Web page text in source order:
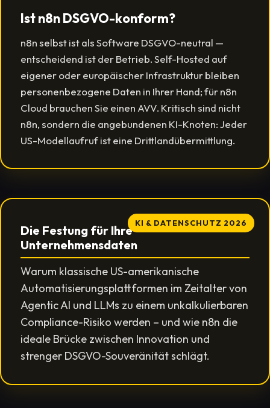
Ist n8n DSGVO-konform?
n8n selbst ist als Software DSGVO-neutral —
entscheidend ist der Betrieb. Self-Hosted auf
eigener oder europäischer Infrastruktur bleiben
personenbezogene Daten in Ihrer Hand; für n8n
Cloud brauchen Sie einen AVV. Kritisch sind nicht
n8n, sondern die angebundenen KI-Knoten: Jeder
US-Modellaufruf ist eine Drittlandübermittlung.
KI & DATENSCHUTZ 2026
Die Festung für Ihre
Unternehmensdaten
Warum klassische US-amerikanische
Automatisierungsplattformen im Zeitalter von
Agentic AI und LLMs zu einem unkalkulierbaren
Compliance-Risiko werden – und wie n8n die
ideale Brücke zwischen Innovation und
strenger DSGVO-Souveränität schlägt.